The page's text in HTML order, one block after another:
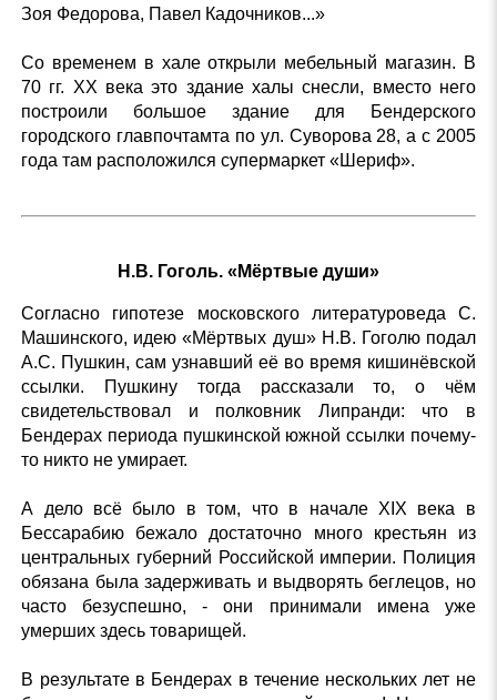
Зоя Федорова, Павел Кадочников...»
Со временем в хале открыли мебельный магазин. В
70 гг. ХХ века это здание халы снесли, вместо него
построили большое здание для Бендерского
городского главпочтамта по ул. Суворова 28, а с 2005
года там расположился супермаркет «Шериф».
Н.В. Гоголь. «Мёртвые души»
Согласно гипотезе московского литературоведа С.
Машинского, идею «Мёртвых душ» Н.В. Гоголю подал
А.С. Пушкин, сам узнавший её во время кишинёвской
ссылки. Пушкину тогда рассказали то, о чём
свидетельствовал и полковник Липранди: что в
Бендерах периода пушкинской южной ссылки почему-
то никто не умирает.
А дело всё было в том, что в начале XIX века в
Бессарабию бежало достаточно много крестьян из
центральных губерний Российской империи. Полиция
обязана была задерживать и выдворять беглецов, но
часто безуспешно, - они принимали имена уже
умерших здесь товарищей.
В результате в Бендерах в течение нескольких лет не